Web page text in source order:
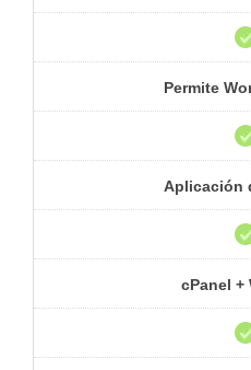
Permite
Aplicación
cPanel +